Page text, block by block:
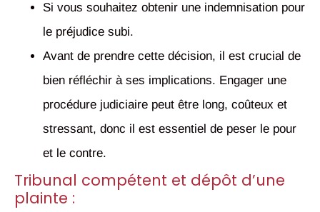
Si vous souhaitez obtenir une indemnisation pour
le préjudice subi.
Avant de prendre cette décision, il est crucial de
bien réfléchir à ses implications. Engager une
procédure judiciaire peut être long, coûteux et
stressant, donc il est essentiel de peser le pour
et le contre.
Tribunal compétent et dépôt d’une
plainte :